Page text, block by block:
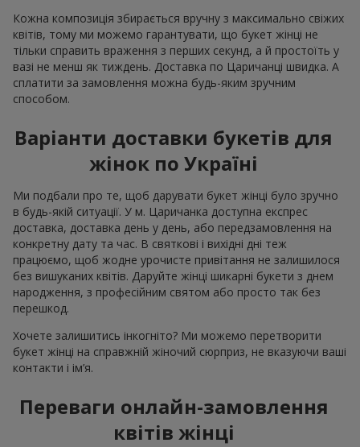
Кожна композиція збирається вручну з максимально свіжих
квітів, тому ми можемо гарантувати, що букет жінці не
тільки справить враження з перших секунд, а й простоїть у
вазі не менш як тиждень. Доставка по Царичанці швидка. А
сплатити за замовлення можна будь-яким зручним
способом.
Варіанти доставки букетів для
жінок по Україні
Ми подбали про те, щоб дарувати букет жінці було зручно
в будь-якій ситуації. У м. Царичанка доступна експрес
доставка, доставка день у день, або передзамовлення на
конкретну дату та час. В святкові і вихідні дні теж
працюємо, щоб жодне урочисте привітання не залишилося
без вишуканих квітів. Даруйте жінці шикарні букети з днем
народження, з професійним святом або просто так без
перешкод.
Хочете залишитись інкогніто? Ми можемо перетворити
букет жінці на справжній жіночий сюрприз, не вказуючи ваші
контакти і ім’я.
Переваги онлайн-замовлення
квітів жінці